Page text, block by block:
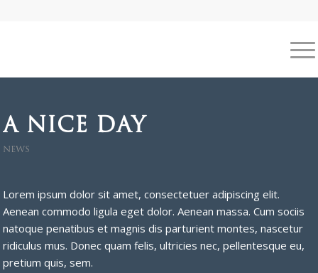
A NICE DAY
NEWS
Lorem ipsum dolor sit amet, consectetuer adipiscing elit.
Aenean commodo ligula eget dolor. Aenean massa. Cum sociis
natoque penatibus et magnis dis parturient montes, nascetur
ridiculus mus. Donec quam felis, ultricies nec, pellentesque eu,
pretium quis, sem.